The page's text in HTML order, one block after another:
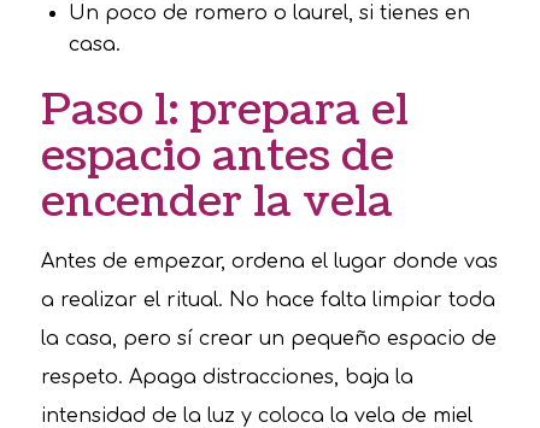
Un poco de romero o laurel, si tienes en
casa.
Paso 1: prepara el
espacio antes de
encender la vela
Antes de empezar, ordena el lugar donde vas
a realizar el ritual. No hace falta limpiar toda
la casa, pero sí crear un pequeño espacio de
respeto. Apaga distracciones, baja la
intensidad de la luz y coloca la vela de miel